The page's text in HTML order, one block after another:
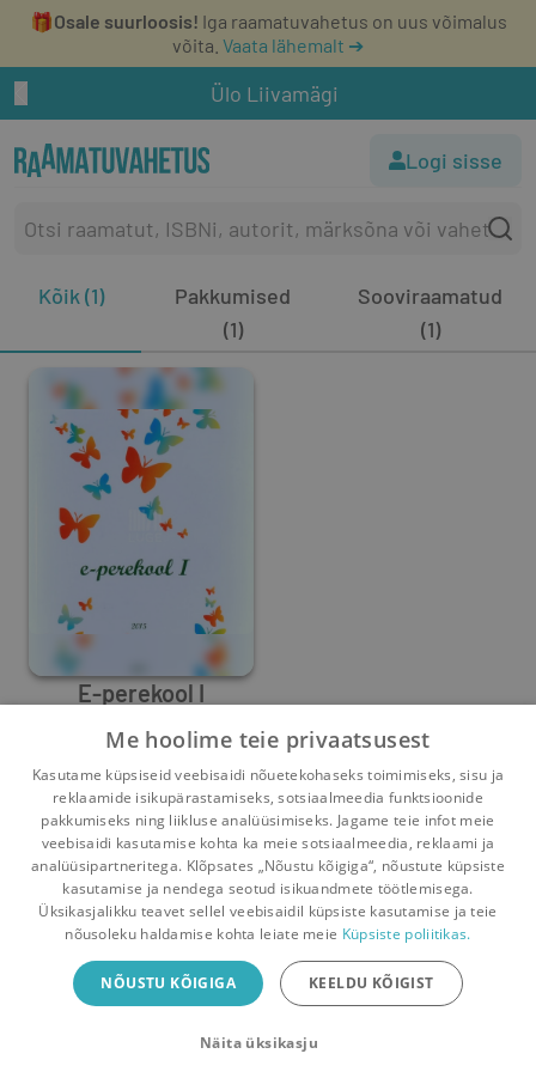
🎁Osale suurloosis! Iga raamatuvahetus on uus võimalus
võita. Vaata lähemalt ➔
Ülo Liivamägi
Logi sisse
Kõik (1)
Pakkumised
(1)
Sooviraamatud
(1)
E-perekool I
Ülle Liivamägi
1 1
Pealehele Ostukorv Sõnumid Teated Konto
Raamatuvahetuse mobiiliäpp
Vaheta raamatuid veelgi mugavamalt!
Me hoolime teie privaatsusest
Kasutame küpsiseid veebisaidi nõuetekohaseks toimimiseks, sisu ja
reklaamide isikupärastamiseks, sotsiaalmeedia funktsioonide
pakkumiseks ning liikluse analüüsimiseks. Jagame teie infot meie
veebisaidi kasutamise kohta ka meie sotsiaalmeedia, reklaami ja
analüüsipartneritega. Klõpsates „Nõustu kõigiga“, nõustute küpsiste
kasutamise ja nendega seotud isikuandmete töötlemisega.
Üksikasjalikku teavet sellel veebisaidil küpsiste kasutamise ja teie
nõusoleku haldamise kohta leiate meie Küpsiste poliitikas.
NÕUSTU KÕIGIGA KEELDU KÕIGIST
Näita üksikasju